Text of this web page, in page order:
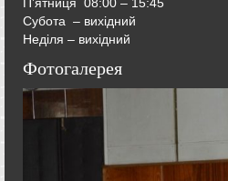
П’ятниця 08:00 – 15:45
Субота – вихідний
Неділя – вихідний
Фотогалерея